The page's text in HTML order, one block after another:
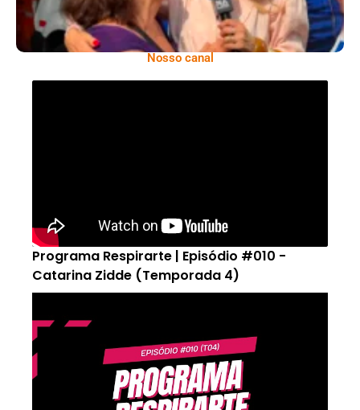
Nosso canal
Programa Respirarte | Episódio #010 -
Catarina Zidde (Temporada 4)